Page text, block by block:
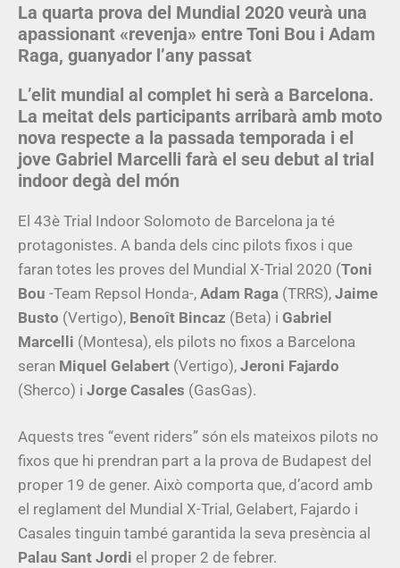
La quarta prova del Mundial 2020 veurà una
apassionant «revenja» entre Toni Bou i Adam
Raga, guanyador l’any passat
L’elit mundial al complet hi serà a Barcelona.
La meitat dels participants arribarà amb moto
nova respecte a la passada temporada i el
jove Gabriel Marcelli farà el seu debut al trial
indoor degà del món
El 43è Trial Indoor Solomoto de Barcelona ja té
protagonistes. A banda dels cinc pilots fixos i que
faran totes les proves del Mundial X-Trial 2020 (Toni
Bou -Team Repsol Honda-, Adam Raga (TRRS), Jaime
Busto (Vertigo), Benoît Bincaz (Beta) i Gabriel
Marcelli (Montesa), els pilots no fixos a Barcelona
seran Miquel Gelabert (Vertigo), Jeroni Fajardo
(Sherco) i Jorge Casales (GasGas).
Aquests tres “event riders” són els mateixos pilots no
fixos que hi prendran part a la prova de Budapest del
proper 19 de gener. Això comporta que, d’acord amb
el reglament del Mundial X-Trial, Gelabert, Fajardo i
Casales tinguin també garantida la seva presència al
Palau Sant Jordi el proper 2 de febrer.